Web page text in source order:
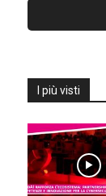
I più visti